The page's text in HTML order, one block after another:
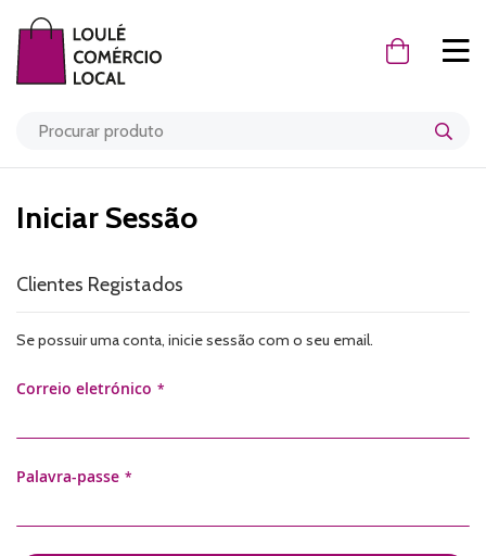
O Meu
Iniciar Sessão
Clientes Registados
Se possuir uma conta, inicie sessão com o seu email.
Correio eletrónico
Palavra-passe